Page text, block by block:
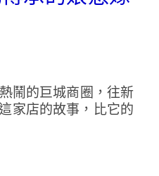
鬧的巨城商圈，往新
家店的故事，比它的